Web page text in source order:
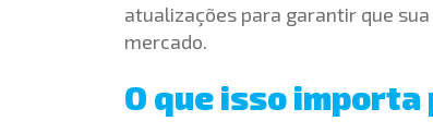
atualizações para garantir que
mercado.
O que isso importa